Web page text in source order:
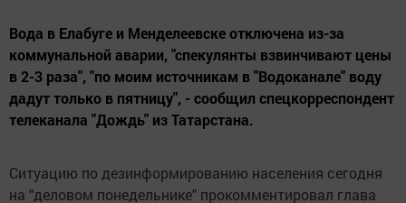
Вода в Елабуге и Менделеевске отключена из-за
коммунальной аварии, "спекулянты взвинчивают цены
в 2-3 раза", "по моим источникам в "Водоканале" воду
дадут только в пятницу", - сообщил спецкорреспондент
телеканала "Дождь" из Татарстана.
Ситуацию по дезинформированию населения сегодня
на "деловом понедельнике" прокомментировал глава